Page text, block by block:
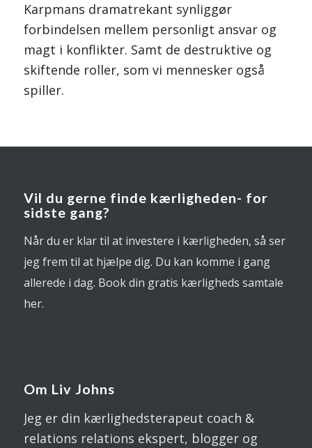
Karpmans dramatrekant synliggør
forbindelsen mellem personligt ansvar og
magt i konflikter. Samt de destruktive og
skiftende roller, som vi mennesker også
spiller.
Vil du gerne finde kærligheden- for
sidste gang?
Når du er klar til at investere i kærligheden, så ser
jeg frem til at hjælpe dig. Du kan komme i gang
allerede i dag. Book din gratis kærligheds samtale
her.
Om Liv Johns
Jeg er din kærlighedsterapeut coach &
relations relations ekspert, blogger og